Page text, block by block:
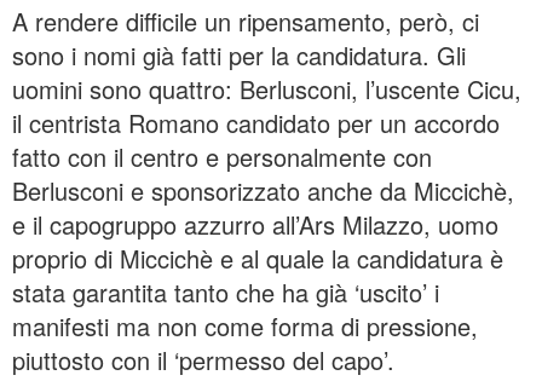
A rendere difficile un ripensamento, però, ci
sono i nomi già fatti per la candidatura. Gli
uomini sono quattro: Berlusconi, l’uscente Cicu,
il centrista Romano candidato per un accordo
fatto con il centro e personalmente con
Berlusconi e sponsorizzato anche da Miccichè,
e il capogruppo azzurro all’Ars Milazzo, uomo
proprio di Miccichè e al quale la candidatura è
stata garantita tanto che ha già ‘uscito’ i
manifesti ma non come forma di pressione,
piuttosto con il ‘permesso del capo’.